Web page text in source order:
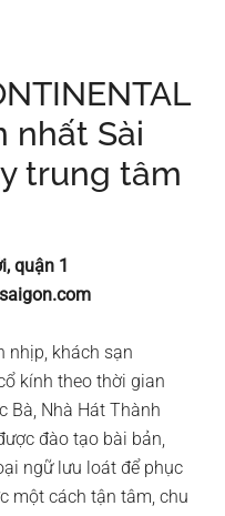
nhất Sài
trung tâm
quận 1
nhịp, khách sạn
kính theo thời gian
Bà, Nhà Hát Thành
đào tạo bài bản,
ngữ lưu loát để phục
một cách tận tâm, chu